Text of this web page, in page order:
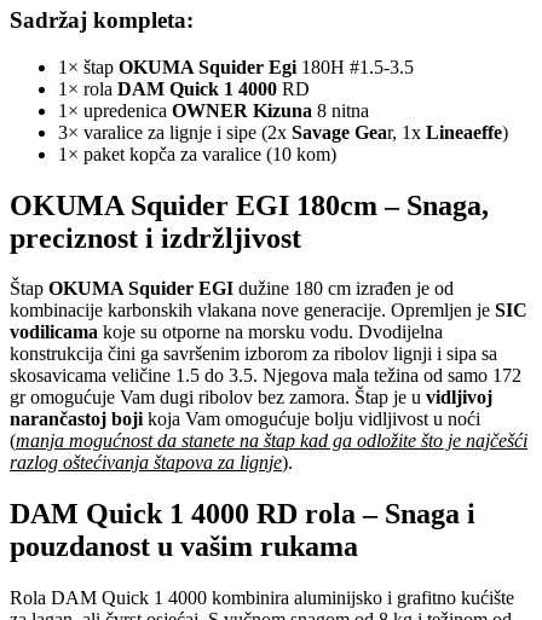
Sadržaj kompleta:
1× štap OKUMA Squider Egi 180H #1.5-3.5
1× rola DAM Quick 1 4000 RD
1× upredenica OWNER Kizuna 8 nitna
3× varalice za lignje i sipe (2x Savage Gear, 1x Lineaeffe)
1× paket kopča za varalice (10 kom)
OKUMA Squider EGI 180cm – Snaga,
preciznost i izdržljivost
Štap OKUMA Squider EGI dužine 180 cm izrađen je od
kombinacije karbonskih vlakana nove generacije. Opremljen je SIC
vodilicama koje su otporne na morsku vodu. Dvodijelna
konstrukcija čini ga savršenim izborom za ribolov lignji i sipa sa
skosavicama veličine 1.5 do 3.5. Njegova mala težina od samo 172
gr omogućuje Vam dugi ribolov bez zamora. Štap je u vidljivoj
narančastoj bojikoja Vam omogućuje bolju vidljivost u noći
(manja mogućnost da stanete na štap kad ga odložite što je najčešći
razlog oštećivanja štapova za lignje).
DAM Quick 1 4000 RD rola – Snaga i
pouzdanost u vašim rukama
Rola DAM Quick 1 4000 kombinira aluminijsko i grafitno kućište